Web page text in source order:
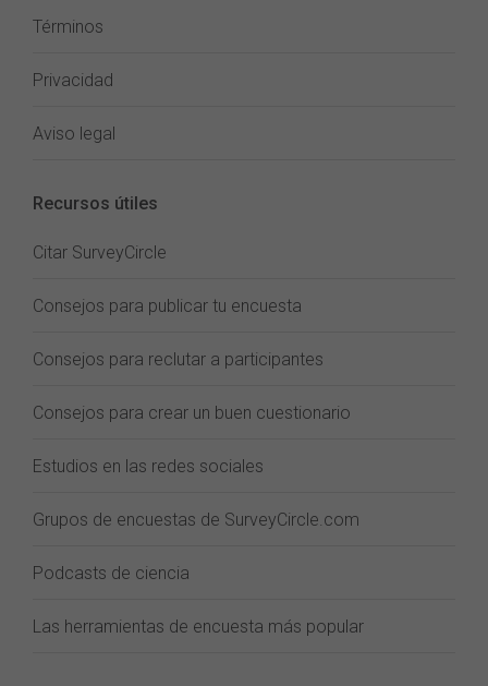
Términos
Privacidad
Aviso legal
Recursos útiles
Citar SurveyCircle
Consejos para publicar tu encuesta
Consejos para reclutar a participantes
Consejos para crear un buen cuestionario
Estudios en las redes sociales
Grupos de encuestas de SurveyCircle.com
Podcasts de ciencia
Las herramientas de encuesta más popular